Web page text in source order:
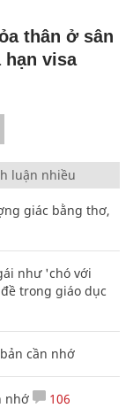
thân ở sân
hạn visa
luận nhiều
giác bằng thơ,
như 'chó với
trong giáo dục
cần nhớ
nhớ 106